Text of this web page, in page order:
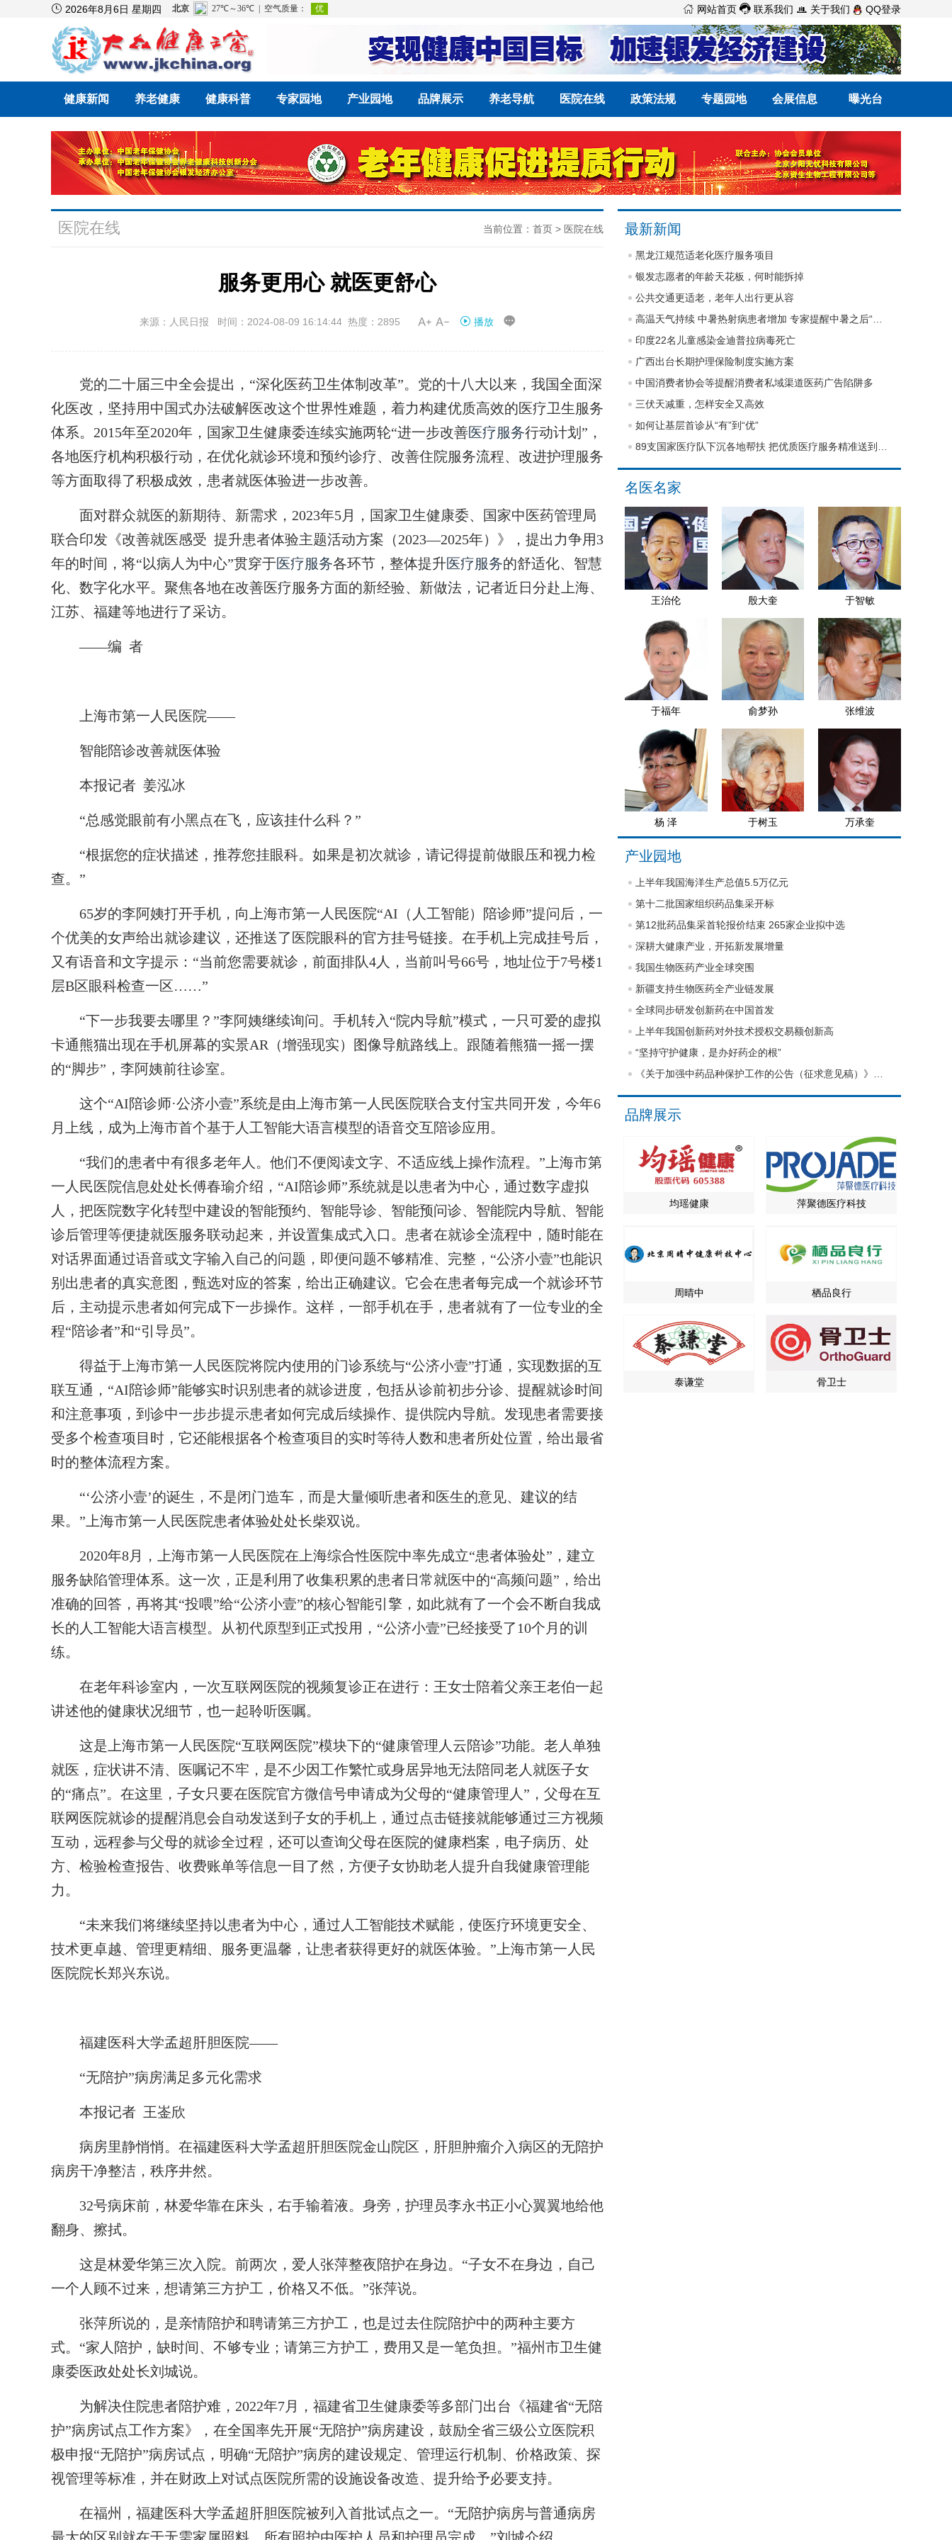
 2026年8月6日 星期四  网站首页  联系我们  关于我们 QQ登录
健康新闻 养老健康 健康科普 专家园地 产业园地 品牌展示 养老导航 医院在线 政策法规 专题园地 会展信息 曝光台
医院在线 当前位置： 首页 > 医院在线
服务更用心 就医更舒心
来源：人民日报 时间：2024-08-09 16:14:44 热度：2895  播放 
党的二十届三中全会提出，“深化医药卫生体制改革”。党的十八大以来，我国全面深
化医改，坚持用中国式办法破解医改这个世界性难题，着力构建优质高效的医疗卫生服务
体系。2015年至2020年，国家卫生健康委连续实施两轮“进一步改善医疗服务行动计划”，
各地医疗机构积极行动，在优化就诊环境和预约诊疗、改善住院服务流程、改进护理服务
等方面取得了积极成效，患者就医体验进一步改善。
面对群众就医的新期待、新需求，2023年5月，国家卫生健康委、国家中医药管理局
联合印发 《改善就医感受 提升患者体验主题活动方案（2023—2025年）》，提出力争用3
年的时间，将“以病人为中心”贯穿于医疗服务各环节，整体提升医疗服务的舒适化、智慧
化、数字化水平。聚焦各地在改善医疗服务方面的新经验、新做法，记者近日分赴上海、
江苏、福建等地进行了采访。
——编 者
上海市第一人民医院——
智能陪诊改善就医体验
本报记者 姜泓冰
“总感觉眼前有小黑点在飞，应该挂什么科？”
“根据您的症状描述，推荐您挂眼科。如果是初次就诊，请记得提前做眼压和视力检
查。”
65岁的李阿姨打开手机，向上海市第一人民医院“AI（人工智能）陪诊师”提问后，一
个优美的女声给出就诊建议，还推送了医院眼科的官方挂号链接。在手机上完成挂号后，
又有语音和文字提示：“当前您需要就诊，前面排队4人，当前叫号66号，地址位于7号楼1
层B区眼科检查一区……”
“下一步我要去哪里？”李阿姨继续询问。手机转入“院内导航”模式，一只可爱的虚拟
卡通熊猫出现在手机屏幕的实景AR（增强现实）图像导航路线上。跟随着熊猫一摇一摆
的“脚步”，李阿姨前往诊室。
这个“AI陪诊师·公济小壹”系统是由上海市第一人民医院联合支付宝共同开发，今年6
月上线，成为上海市首个基于人工智能大语言模型的语音交互陪诊应用。
“我们的患者中有很多老年人。他们不便阅读文字、不适应线上操作流程。”上海市第
一人民医院信息处处长傅春瑜介绍，“AI陪诊师”系统就是以患者为中心，通过数字虚拟
人，把医院数字化转型中建设的智能预约、智能导诊、智能预问诊、智能院内导航、智能
诊后管理等便捷就医服务联动起来，并设置集成式入口。患者在就诊全流程中，随时能在
对话界面通过语音或文字输入自己的问题，即便问题不够精准、完整，“公济小壹”也能识
别出患者的真实意图，甄选对应的答案，给出正确建议。它会在患者每完成一个就诊环节
后，主动提示患者如何完成下一步操作。这样，一部手机在手，患者就有了一位专业的全
程“陪诊者”和“引导员”。
得益于上海市第一人民医院将院内使用的门诊系统与“公济小壹”打通，实现数据的互
联互通，“AI陪诊师”能够实时识别患者的就诊进度，包括从诊前初步分诊、提醒就诊时间
和注意事项，到诊中一步步提示患者如何完成后续操作、提供院内导航。发现患者需要接
受多个检查项目时，它还能根据各个检查项目的实时等待人数和患者所处位置，给出最省
时的整体流程方案。
“‘公济小壹’的诞生，不是闭门造车，而是大量倾听患者和医生的意见、建议的结
果。”上海市第一人民医院患者体验处处长柴双说。
2020年8月，上海市第一人民医院在上海综合性医院中率先成立“患者体验处”，建立
服务缺陷管理体系。这一次，正是利用了收集积累的患者日常就医中的“高频问题”，给出
准确的回答，再将其“投喂”给“公济小壹”的核心智能引擎，如此就有了一个会不断自我成
长的人工智能大语言模型。从初代原型到正式投用，“公济小壹”已经接受了10个月的训
练。
在老年科诊室内，一次互联网医院的视频复诊正在进行：王女士陪着父亲王老伯一起
讲述他的健康状况细节，也一起聆听医嘱。
这是上海市第一人民医院“互联网医院”模块下的“健康管理人云陪诊”功能。老人单独
就医，症状讲不清、医嘱记不牢，是不少因工作繁忙或身居异地无法陪同老人就医子女
的“痛点”。在这里，子女只要在医院官方微信号申请成为父母的“健康管理人”，父母在互
联网医院就诊的提醒消息会自动发送到子女的手机上，通过点击链接就能够通过三方视频
互动，远程参与父母的就诊全过程，还可以查询父母在医院的健康档案，电子病历、处
方、检验检查报告、收费账单等信息一目了然，方便子女协助老人提升自我健康管理能
力。
“未来我们将继续坚持以患者为中心，通过人工智能技术赋能，使医疗环境更安全、
技术更卓越、管理更精细、服务更温馨，让患者获得更好的就医体验。”上海市第一人民
医院院长郑兴东说。
福建医科大学孟超肝胆医院——
“无陪护”病房满足多元化需求
本报记者 王崟欣
病房里静悄悄。在福建医科大学孟超肝胆医院金山院区，肝胆肿瘤介入病区的无陪护
病房干净整洁，秩序井然。
32号病床前，林爱华靠在床头，右手输着液。身旁，护理员李永书正小心翼翼地给他
翻身、擦拭。
这是林爱华第三次入院。前两次，爱人张萍整夜陪护在身边。“子女不在身边，自己
一个人顾不过来，想请第三方护工，价格又不低。”张萍说。
张萍所说的，是亲情陪护和聘请第三方护工，也是过去住院陪护中的两种主要方
式。“家人陪护，缺时间、不够专业；请第三方护工，费用又是一笔负担。”福州市卫生健
康委医政处处长刘城说。
为解决住院患者陪护难，2022年7月，福建省卫生健康委等多部门出台《福建省“无陪
护”病房试点工作方案》，在全国率先开展“无陪护”病房建设，鼓励全省三级公立医院积
极申报“无陪护”病房试点，明确“无陪护”病房的建设规定、管理运行机制、价格政策、探
视管理等标准，并在财政上对试点医院所需的设施设备改造、提升给予必要支持。
在福州，福建医科大学孟超肝胆医院被列入首批试点之一。“无陪护病房与普通病房
最新新闻
黑龙江规范适老化医疗服务项目
银发志愿者的年龄天花板，何时能拆掉
公共交通更适老，老年人出行更从容
印度22名儿童感染金迪普拉病毒死亡
广西出台长期护理保险制度实施方案
中国消费者协会等提醒消费者私域渠道医药广告陷阱多
三伏天减重，怎样安全又高效
如何让基层首诊从“有”到“优”
名医名家
王治伦 殷大奎 于智敏
于福年 俞梦孙 张维波
杨 泽 于树玉 万承奎
产业园地
上半年我国海洋生产总值5.5万亿元
第十二批国家组织药品集采开标
第12批药品集采首轮报价结束 265家企业拟中选
深耕大健康产业，开拓新发展增量
我国生物医药产业全球突围
新疆支持生物医药全产业链发展
全球同步研发创新药在中国首发
上半年我国创新药对外技术授权交易额创新高
“坚持守护健康，是办好药企的根”
品牌展示
均瑶健康 萍聚德医疗科技
周晴中 栖品良行
泰谦堂 骨卫士